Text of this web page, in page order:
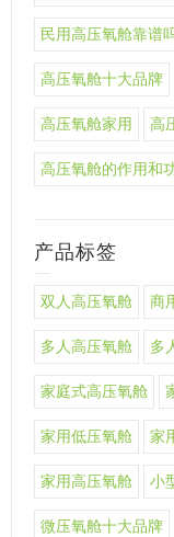
民用高压氧舱靠谱
高压氧舱十大品牌
高压氧舱家用 高
高压氧舱的作用和
产品标签
双人高压氧舱 商
多人高压氧舱 多
家庭式高压氧舱
家用低压氧舱 家
家用高压氧舱 小
微压氧舱十大品牌